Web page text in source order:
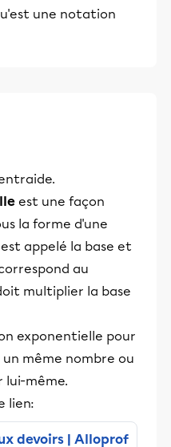
une notation
est une façon
la forme d'une
appelé la base et
au
multiplier la base
exponentielle pour
même nombre ou
lui-même.
lien:
devoirs | Alloprof